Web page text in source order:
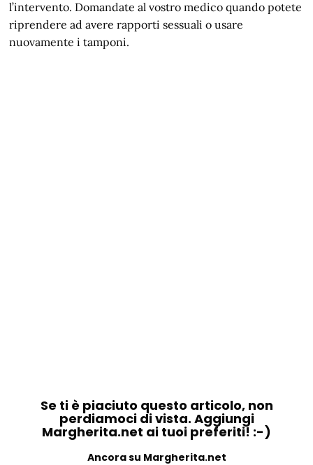
l’intervento. Domandate al vostro medico quando potete
riprendere ad avere rapporti sessuali o usare
nuovamente i tamponi.
Se ti è piaciuto questo articolo, non
perdiamoci di vista. Aggiungi
Margherita.net ai tuoi preferiti! :-)
Ancora su Margherita.net